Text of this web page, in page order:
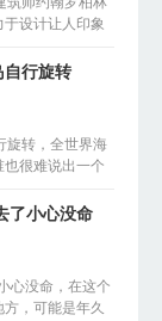
设计让人印象
自行旋转
旋转，全世界海
很难说出一个
了小心没命
心没命，在这个
，可能是年久